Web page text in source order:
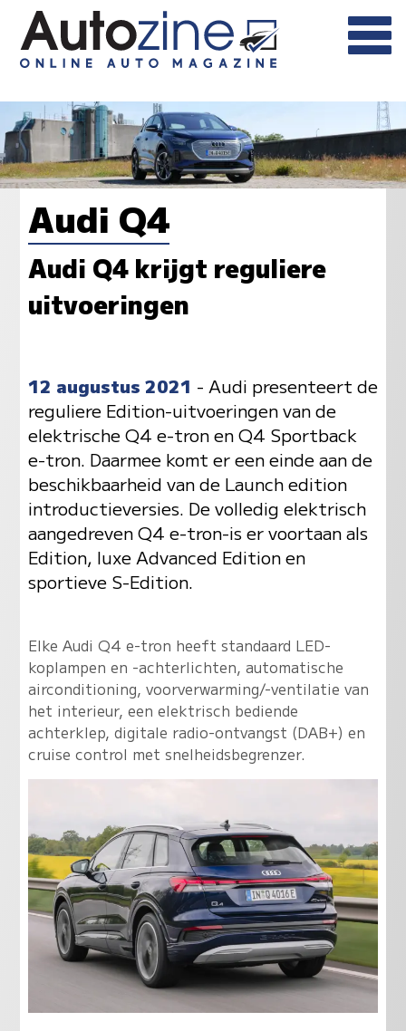
Audi Q4
Audi Q4 krijgt reguliere
uitvoeringen
12 augustus 2021 - Audi presenteert de
reguliere Edition-uitvoeringen van de
elektrische Q4 e-tron en Q4 Sportback
e-tron. Daarmee komt er een einde aan de
beschikbaarheid van de Launch edition
introductieversies. De volledig elektrisch
aangedreven Q4 e-tron-is er voortaan als
Edition, luxe Advanced Edition en
sportieve S-Edition.
Elke Audi Q4 e-tron heeft standaard LED-
koplampen en -achterlichten, automatische
airconditioning, voorverwarming/-ventilatie van
het interieur, een elektrisch bediende
achterklep, digitale radio-ontvangst (DAB+) en
cruise control met snelheidsbegrenzer.